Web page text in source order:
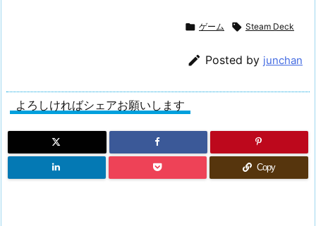
 ゲーム  Steam Deck
 Posted by junchan
よろしければシェアお願いします
Copy